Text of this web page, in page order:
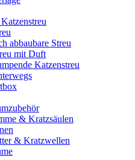
abbaubare Streu
mit Duft
Katzenstreu
& Kratzsäulen
& Kratzwellen